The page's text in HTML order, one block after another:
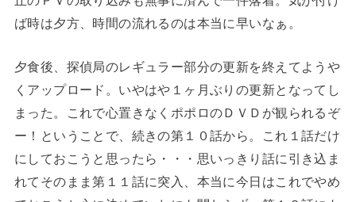
ば時は夕方、時間の流れるのは本当に早いなぁ。
夕食後、探偵局のレギュラー部分の更新を終えてようや
くアップロード。いやはや１ヶ月ぶりの更新となってし
まった。これで心置きなくポポロのＤＶＤが観られるぞ
ー！ということで、続きの第１０話から。これ１話だけ
にしておこうと思ったら・・・思いっきり話に引き込ま
れてそのまま第１１話に突入、本当に今日はこれでやめ